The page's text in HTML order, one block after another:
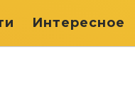
Интересное